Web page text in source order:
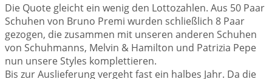
Die Quote gleicht ein wenig den Lottozahlen. Aus 50 Paar
Schuhen von Bruno Premi wurden schließlich 8 Paar
gezogen, die zusammen mit unseren anderen Schuhen
von Schuhmanns, Melvin & Hamilton und Patrizia Pepe
nun unsere Styles komplettieren.
Bis zur Auslieferung vergeht fast ein halbes Jahr. Da die